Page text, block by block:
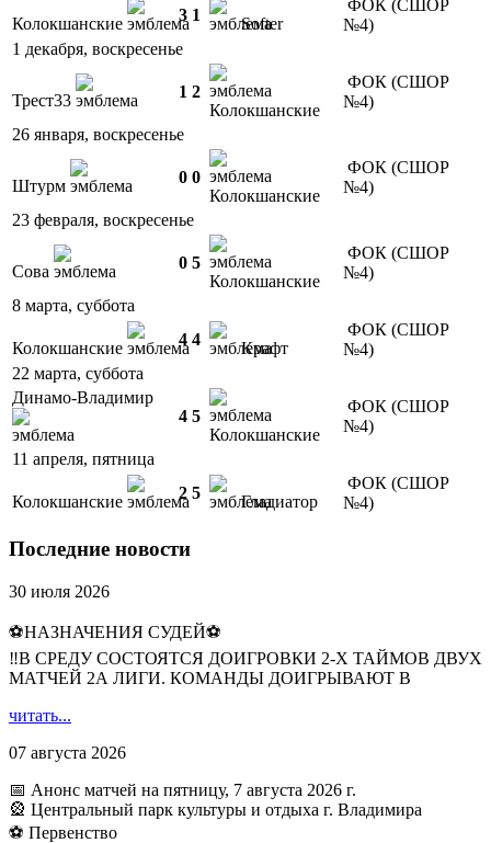
Колокшанские 3 1 Softer
ФОК (СШОР
№4)
1 декабря, воскресенье
Трест33 1 2
Колокшанские
ФОК (СШОР
№4)
26 января, воскресенье
Штурм 0 0
Колокшанские
ФОК (СШОР
№4)
23 февраля, воскресенье
Сова 0 5
Колокшанские
ФОК (СШОР
№4)
8 марта, суббота
Колокшанские 4 4 Крафт
ФОК (СШОР
№4)
22 марта, суббота
Динамо-Владимир
4 5
Колокшанские
ФОК (СШОР
№4)
11 апреля, пятница
Колокшанские 2 5 Гладиатор
ФОК (СШОР
№4)
Последние новости
30 июля 2026
⚽НАЗНАЧЕНИЯ СУДЕЙ⚽
‼В СРЕДУ СОСТОЯТСЯ ДОИГРОВКИ 2-Х ТАЙМОВ ДВУХ
МАТЧЕЙ 2А ЛИГИ. КОМАНДЫ ДОИГРЫВАЮТ В
читать...
07 августа 2026
📅 Анонс матчей на пятницу, 7 августа 2026 г.
🎡 Центральный парк культуры и отдыха г. Владимира
⚽ Первенство